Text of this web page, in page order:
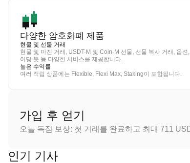
다양한 암호화폐 제품
현물 및 선물 거래
현물 및 마진 거래, USDT-M 및 Coin-M 선물, 선물 복사 거래, 옵션,
이딩 봇 등 다양한 서비스를 제공합니다.
높은 수익률
여러 적립 상품에는 Flexible, Flexi Max, Staking이 포함됩니다.
가입 후 얻기
오늘 독점 보상: 첫 거래를 완료하고 최대 711
인기 기사